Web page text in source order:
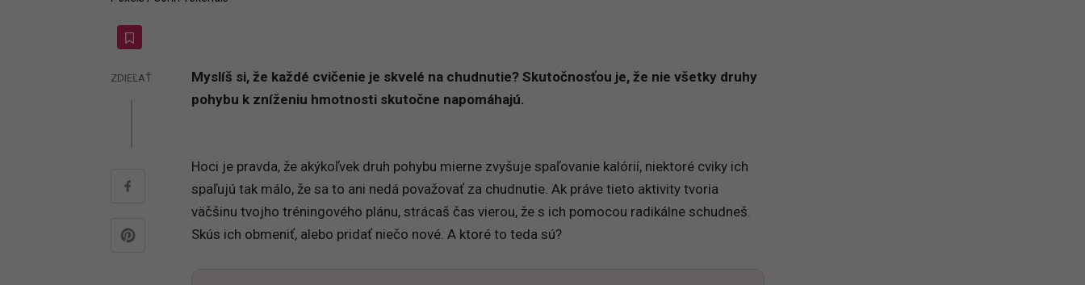
ZDIEĽAŤ
Myslíš si, že každé cvičenie je skvelé na chudnutie? Skutočnosťou je, že nie všetky druhy
pohybu k zníženiu hmotnosti skutočne napomáhajú.
Hoci je pravda, že akýkoľvek druh pohybu mierne zvyšuje spaľovanie kalórií, niektoré cviky ich
spaľujú tak málo, že sa to ani nedá považovať za chudnutie. Ak práve tieto aktivity tvoria
väčšinu tvojho tréningového plánu, strácaš čas vierou, že s ich pomocou radikálne schudneš.
Skús ich obmeniť, alebo pridať niečo nové. A ktoré to teda sú?